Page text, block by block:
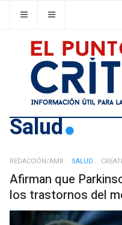
Salud
REDACCIÓN/AMR SALUD
Afirman que
los trastornos del